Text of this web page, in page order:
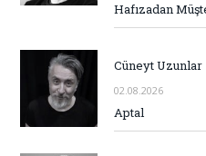
Hafızadan
Cüneyt Uzunlar
02.08.2026
Aptal